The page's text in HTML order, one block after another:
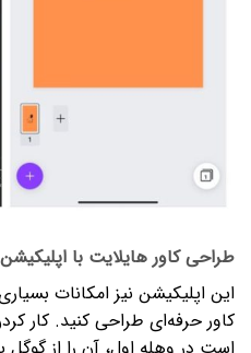
طراحی کاور هایلایت با
این اپلیکیشن نیز امکانات
کاور حرفه‌­ای طراحی کنید. کار